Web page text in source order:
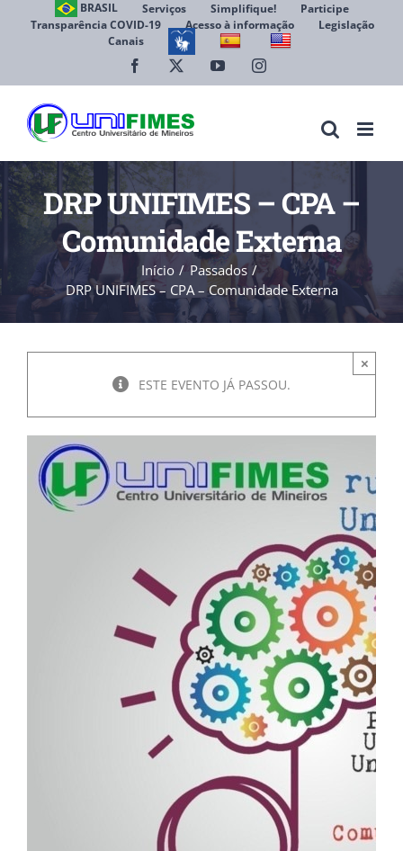
BRASIL Serviços Simplifique!
Participe
Transparência COVID-19
Acesso à informação
Legislação
Canais
Facebook YouTubeInstagram
DRP UNIFIMES – CPA –
Comunidade Externa
Início
Passados
DRP UNIFIMES – CPA – Comunidade Externa
ESTE EVENTO JÁ PASSOU.
×